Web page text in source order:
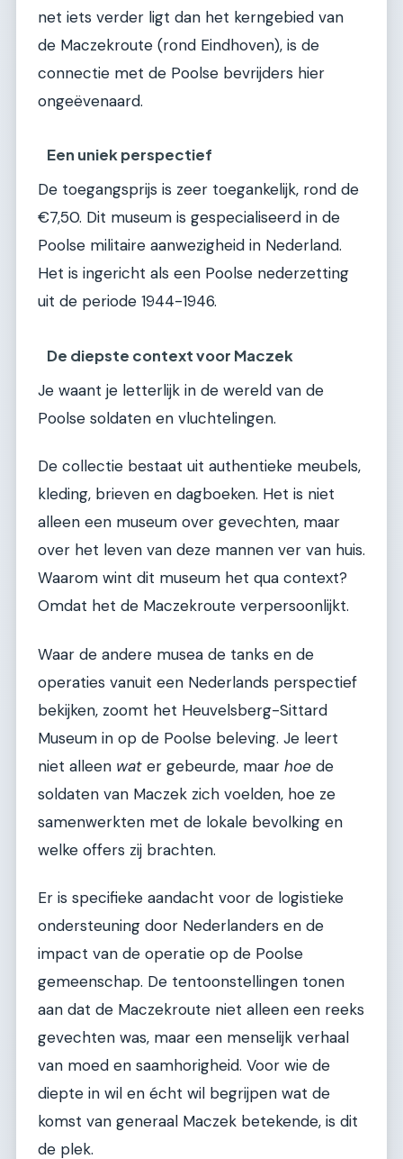
net iets verder ligt dan het kerngebied van
de Maczekroute (rond Eindhoven), is de
connectie met de Poolse bevrijders hier
ongeëvenaard.
Een uniek perspectief
De toegangsprijs is zeer toegankelijk, rond de
€7,50. Dit museum is gespecialiseerd in de
Poolse militaire aanwezigheid in Nederland.
Het is ingericht als een Poolse nederzetting
uit de periode 1944-1946.
De diepste context voor Maczek
Je waant je letterlijk in de wereld van de
Poolse soldaten en vluchtelingen.
De collectie bestaat uit authentieke meubels,
kleding, brieven en dagboeken. Het is niet
alleen een museum over gevechten, maar
over het leven van deze mannen ver van huis.
Waarom wint dit museum het qua context?
Omdat het de Maczekroute verpersoonlijkt.
Waar de andere musea de tanks en de
operaties vanuit een Nederlands perspectief
bekijken, zoomt het Heuvelsberg-Sittard
Museum in op de Poolse beleving. Je leert
niet alleen wat er gebeurde, maar hoe de
soldaten van Maczek zich voelden, hoe ze
samenwerkten met de lokale bevolking en
welke offers zij brachten.
Er is specifieke aandacht voor de logistieke
ondersteuning door Nederlanders en de
impact van de operatie op de Poolse
gemeenschap. De tentoonstellingen tonen
aan dat de Maczekroute niet alleen een reeks
gevechten was, maar een menselijk verhaal
van moed en saamhorigheid. Voor wie de
diepte in wil en écht wil begrijpen wat de
komst van generaal Maczek betekende, is dit
de plek.